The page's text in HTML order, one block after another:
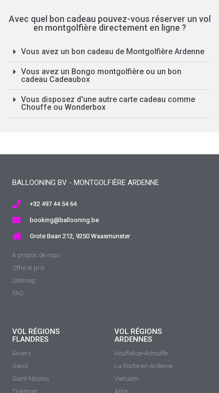
Avec quel bon cadeau pouvez-vous réserver un vol
en montgolfière directement en ligne ?
Vous avez un bon cadeau de Montgolfière Ardenne
Vous avez un Bongo montgolfière ou un bon
cadeau Cadeaubox
Vous disposez d'une autre carte cadeau comme
Chouffe ou Wonderbox
BALLOONING BV - MONTGOLFIÈRE ARDENNE
+32 497 44 54 64
booking@ballooning.be
Grote Baan 212, 9250 Waasmunster
À propos de nous
Offre et prix
Sitemap
FAQ
VOL RÉGIONS
FLANDRES
Anvers
Gand
Saint-Nicolas
Tirlemont
VOL RÉGIONS
ARDENNES
Houffalize-Achouffe
La Roche-en-Ardenne
Vielsalm
Arlon